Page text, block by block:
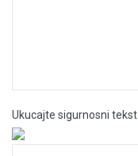
Ukucajte sigurnosni tekst